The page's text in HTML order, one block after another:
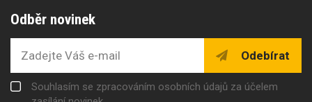
Odběr novinek
Odebírat
Souhlasím se zpracováním osobních údajů za účelem